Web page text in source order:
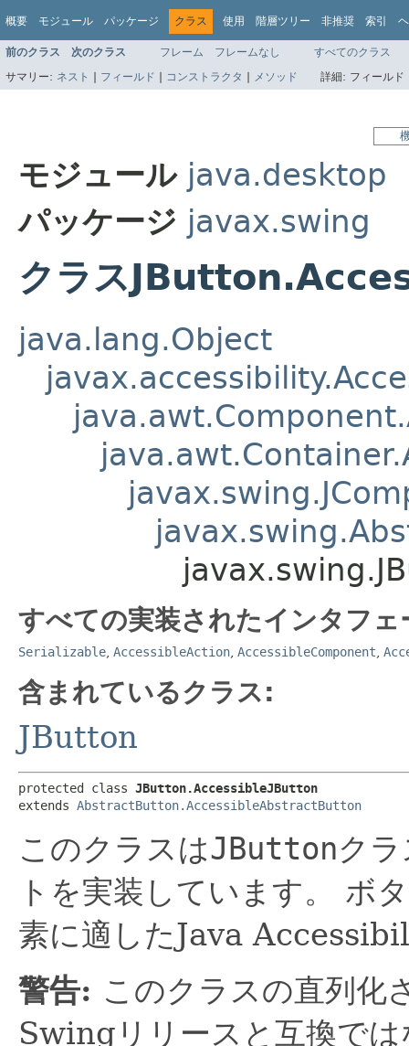
概要 モジュール パッケージ クラス 使用 階層ツリー 非推奨 索引
前のクラス 次のクラス フレーム フレームなし
すべてのクラス
サマリー: ネスト | フィールド | コンストラクタ | メソッド 詳細: フィール
モジュール java.desktop
パッケージ javax.swing
クラス
java.lang.Object
すべての実装されたインタフ
Serializable AccessibleAction AccessibleComponent
含まれているクラス:
JButton
protected class JButton.AccessibleJButton
extends AbstractButton.AccessibleAbstractButton
このクラスはJButtonク
トを実装しています。
ボ
素に適したJava
警告: このクラスの直列化
Swingリリースと互換で